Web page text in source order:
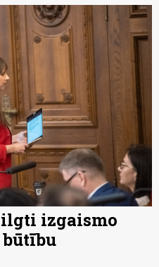
izgaismo